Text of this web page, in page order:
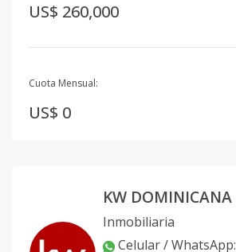
US$ 260,000
Cuota Mensual:
US$ 0
KW DOMINICANA
Inmobiliaria
Celular / WhatsApp: